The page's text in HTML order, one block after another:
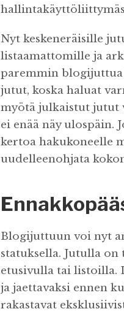
Nyt keskeneräisille
listaamattomille ja
paremmin blogijuttua
jutut, koska haluat
myötä julkaistut jutut
ei enää näy ulospäin.
kertoa hakukoneelle
uudelleenohjata
Blogijuttuun voi nyt
statuksella. Jutulla
etusivulla tai listoilla.
ja jaettavaksi ennen
rakastavat